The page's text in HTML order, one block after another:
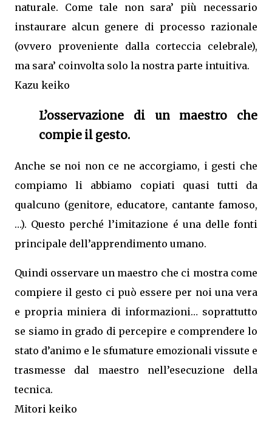
naturale. Come tale non sara’ più necessario
instaurare alcun genere di processo razionale
(ovvero proveniente dalla corteccia celebrale),
ma sara’ coinvolta solo la nostra parte intuitiva.
Kazu keiko
L’osservazione di un maestro che
compie il gesto.
Anche se noi non ce ne accorgiamo, i gesti che
compiamo li abbiamo copiati quasi tutti da
qualcuno (genitore, educatore, cantante famoso,
…). Questo perché l’imitazione é una delle fonti
principale dell’apprendimento umano.
Quindi osservare un maestro che ci mostra come
compiere il gesto ci può essere per noi una vera
e propria miniera di informazioni… soprattutto
se siamo in grado di percepire e comprendere lo
stato d’animo e le sfumature emozionali vissute e
trasmesse dal maestro nell’esecuzione della
tecnica.
Mitori keiko